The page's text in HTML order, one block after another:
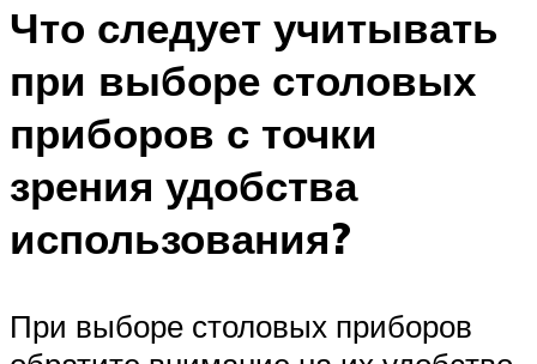
Что следует учитывать
при выборе столовых
приборов с точки
зрения удобства
использования?
При выборе столовых приборов